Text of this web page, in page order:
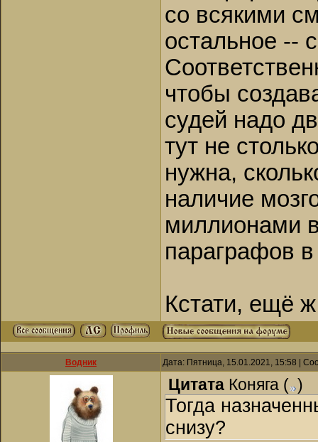
со всякими
остальное --
чтобы
судей надо
тут не
нужна,
наличие
миллионами
параграфов в
Кстати, ещё
Водник Дата: Пятница, 15.01.2021, 15:58 |
Цитата Коняга ( )
Тогда
снизу?